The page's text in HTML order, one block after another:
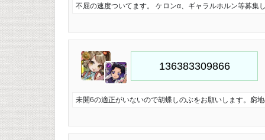
不屈の速度ついてます。 ケロンα、ギャラルホルン等募集し
未開6の適正がいないので胡蝶しのぶをお願いします。窮